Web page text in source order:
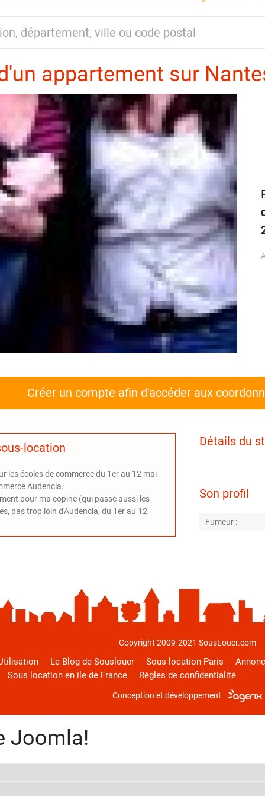
appartement sur
Créer un compte afin d'accéder aux
location
les écoles de commerce du 1er au 12 mai
Audencia.
pour ma copine (qui passe aussi les
pas trop loin d'Audencia, du 1er au 12
Détails du
Son profil
Fumeur :
Copyright 2009-2021 SousLouer.com
Le Blog de Souslouer Sous location Paris
Sous location en île de France Règles de confidentialité
Conception et développement
Joomla!